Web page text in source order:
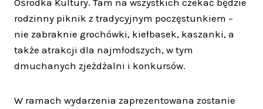
rodzinny piknik z tradycyjnym poczęstunkiem –
nie zabraknie grochówki, kiełbasek, kaszanki, a
także atrakcji dla najmłodszych, w tym
dmuchanych zjeżdżalni i konkursów.
W ramach wydarzenia zaprezentowana zostanie